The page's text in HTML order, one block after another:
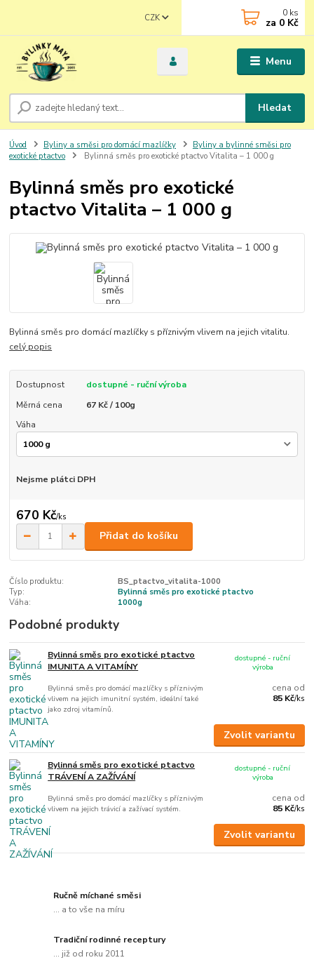
Menu
CZK
Hledat
0 ks
za 0 Kč
Úvod Byliny a směsi pro domácí mazlíčky
Byliny a bylinné směsi pro
exotické ptactvo
Bylinná směs pro exotické ptactvo Vitalita – 1 000 g
Bylinná směs pro exotické
ptactvo Vitalita – 1 000 g
Bylinná směs pro domácí mazlíčky s příznivým vlivem na jejich vitalitu.
celý popis
Dostupnost
dostupné - ruční výroba
Měrná cena
67 Kč / 100g
Váha
Nejsme plátci DPH
670 Kč/ks
Přidat do košíku
Číslo produktu:
BS_ptactvo_vitalita-1000
Typ:
Bylinná směs pro exotické ptactvo
Váha:
1000g
Podobné produkty
Bylinná směs pro exotické ptactvo
IMUNITA A VITAMÍNY
Bylinná směs pro domácí mazlíčky s příznivým
vlivem na jejich imunitní systém, ideální také
jako zdroj vitamínů.
cena od
85 Kč/ks
dostupné - ruční
výroba
Zvolit variantu
Bylinná směs pro exotické ptactvo
TRÁVENÍ A ZAŽÍVÁNÍ
Bylinná směs pro domácí mazlíčky s příznivým
vlivem na jejich trávicí a zažívací systém.
cena od
85 Kč/ks
dostupné - ruční
výroba
Zvolit variantu
Ručně míchané směsi
... a to vše na míru
Tradiční rodinné receptury
... již od roku 2011